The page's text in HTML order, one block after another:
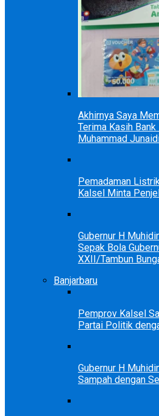
Akhirnya Saya
Terima Kasih
Muhammad
Pemadaman
Kalsel Minta
Gubernur H
Sepak Bola
XXII/Tambun
Banjarbaru
Pemprov Kalsel
Partai Politik
Gubernur H
Sampah dengan